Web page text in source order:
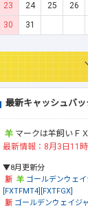
23
24 25 26
30
31
最新キャッシュバッ
マークは羊飼いＦ
最新情報：8月3日11
▼8月更新分
ゴールデンウェ
[FXTFMT4][FXTFGX]
ゴールデンウェイジ